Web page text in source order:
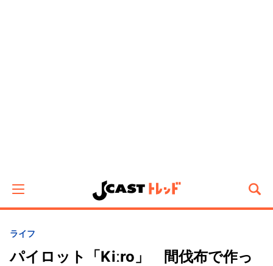
ライフ
パイロット「Kiːro」 間伐布で作っ